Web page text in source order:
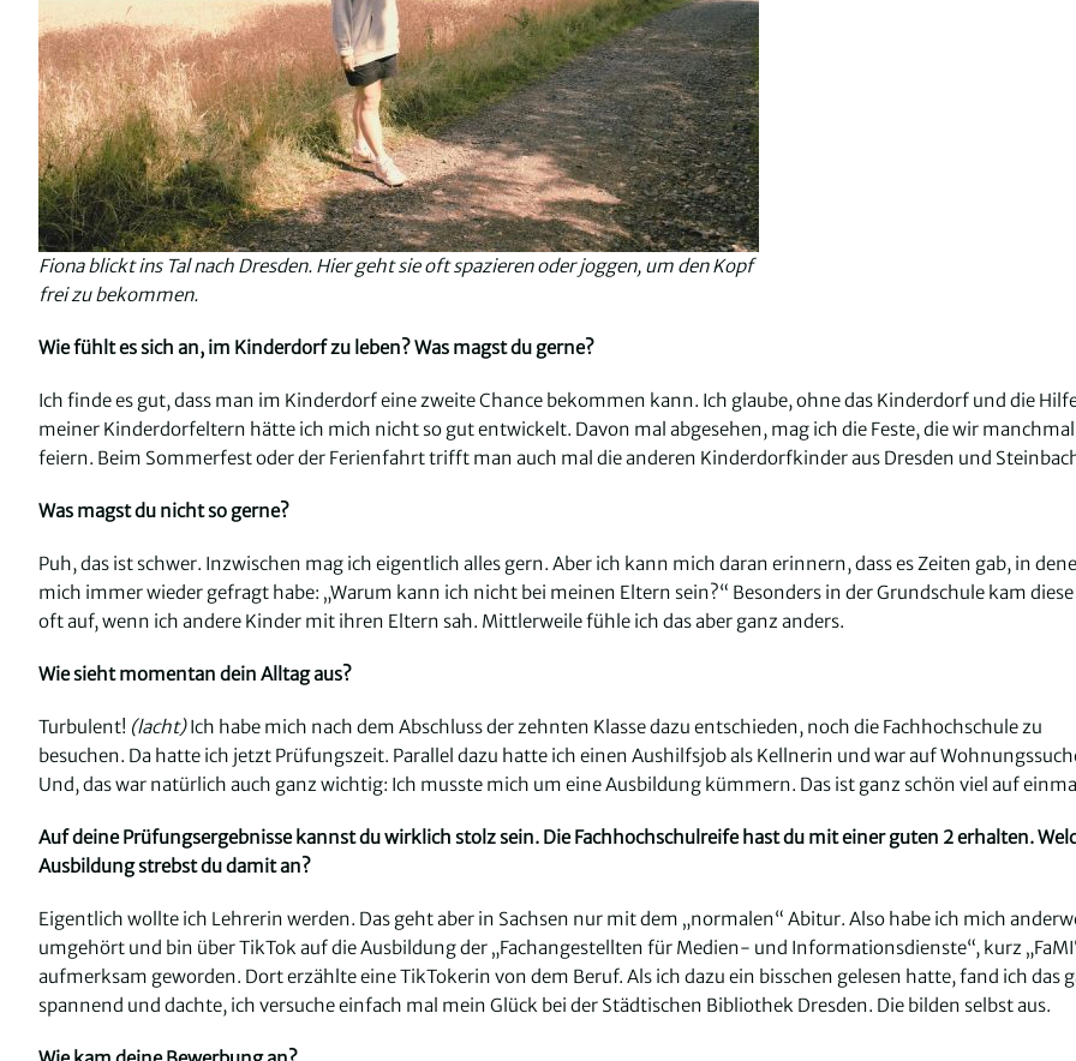
Fiona blickt ins Tal nach Dresden. Hier geht sie oft spazieren oder joggen, um den Kopf
frei zu bekommen.
Wie fühlt es sich an, im Kinderdorf zu leben? Was magst du gerne?
Ich finde es gut, dass man im Kinderdorf eine zweite Chance bekommen kann. Ich glaube, ohne das Kinderdorf und die
meiner Kinderdorfeltern hätte ich mich nicht so gut entwickelt. Davon mal abgesehen, mag ich die Feste, die wir manchmal
feiern. Beim Sommerfest oder der Ferienfahrt trifft man auch mal die anderen Kinderdorfkinder aus Dresden und
Was magst du nicht so gerne?
Puh, das ist schwer. Inzwischen mag ich eigentlich alles gern. Aber ich kann mich daran erinnern, dass es Zeiten gab, in
mich immer wieder gefragt habe: „Warum kann ich nicht bei meinen Eltern sein?“ Besonders in der Grundschule kam diese
oft auf, wenn ich andere Kinder mit ihren Eltern sah. Mittlerweile fühle ich das aber ganz anders.
Wie sieht momentan dein Alltag aus?
Turbulent! (lacht)Ich habe mich nach dem Abschluss der zehnten Klasse dazu entschieden, noch die Fachhochschule zu
besuchen. Da hatte ich jetzt Prüfungszeit. Parallel dazu hatte ich einen Aushilfsjob als Kellnerin und war auf
Und, das war natürlich auch ganz wichtig: Ich musste mich um eine Ausbildung kümmern. Das ist ganz schön viel auf
Auf deine Prüfungsergebnisse kannst du wirklich stolz sein. Die Fachhochschulreife hast du mit einer guten 2 erhalten.
Ausbildung strebst du damit an?
Eigentlich wollte ich Lehrerin werden. Das geht aber in Sachsen nur mit dem „normalen“ Abitur. Also habe ich mich
umgehört und bin über TikTok auf die Ausbildung der „Fachangestellten für Medien- und Informationsdienste“, kurz
aufmerksam geworden. Dort erzählte eine TikTokerin von dem Beruf. Als ich dazu ein bisschen gelesen hatte, fand ich das
spannend und dachte, ich versuche einfach mal mein Glück bei der Städtischen Bibliothek Dresden. Die bilden selbst aus.